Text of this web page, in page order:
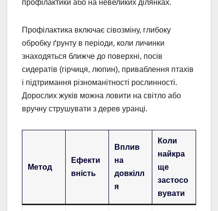
профілактики або на невеликих ділянках.
Профілактика включає сівозміну, глибоку
обробку ґрунту в періоди, коли личинки
знаходяться ближче до поверхні, посів
сидератів (гірчиця, люпин), приваблення птахів
і підтримання різноманітності рослинності.
Дорослих жуків можна ловити на світло або
вручну струшувати з дерев уранці.
Метод
Ефекти
вність
Вплив
на
довкілл
я
Коли
найкра
ще
застосо
вувати